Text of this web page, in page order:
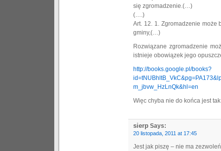
się zgromadzenie.(…)
(….)
Art. 12. 1. Zgromadzenie może
gminy,(…)
Rozwiązane zgromadzenie
istnieje obowiązek jego
http://books.google.pl/books?
m_jbvw_HzLnQk&hl=en
Więc chyba nie do końca jest
sierp Says:
20 listopada, 2011 at 17:45
Jest jak piszę – nie ma